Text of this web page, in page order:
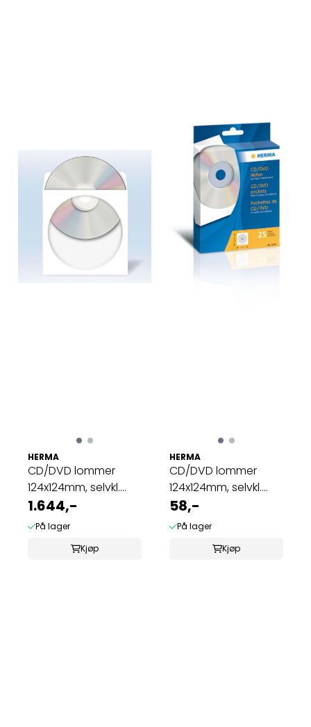
HERMA
CD/DVD lommer
124x124mm, selvkl.
bakside, hvit ...
1.644,-
På lager
Kjøp
HERMA
CD/DVD lommer
124x124mm, selvkl.
bakside, hvit 25 ...
58,-
På lager
Kjøp